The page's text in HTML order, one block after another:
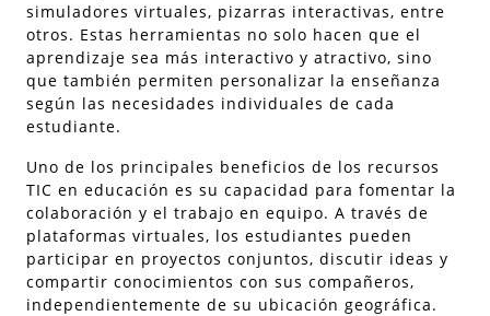
simuladores virtuales, pizarras interactivas, entre
otros. Estas herramientas no solo hacen que el
aprendizaje sea más interactivo y atractivo, sino
que también permiten personalizar la enseñanza
según las necesidades individuales de cada
estudiante.
Uno de los principales beneficios de los recursos
TIC en educación es su capacidad para fomentar la
colaboración y el trabajo en equipo. A través de
plataformas virtuales, los estudiantes pueden
participar en proyectos conjuntos, discutir ideas y
compartir conocimientos con sus compañeros,
independientemente de su ubicación geográfica.